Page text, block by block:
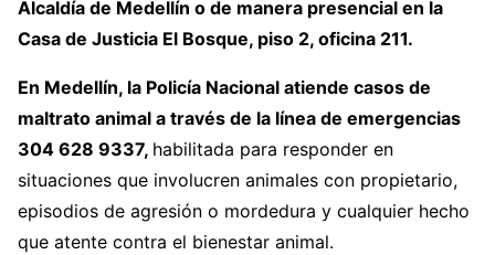
Alcaldía de Medellín o de manera presencial en la
Casa de Justicia El Bosque, piso 2, oficina 211.
En Medellín, la Policía Nacional atiende casos de
maltrato animal a través de la línea de emergencias
304 628 9337, habilitada para responder en
situaciones que involucren animales con propietario,
episodios de agresión o mordedura y cualquier hecho
que atente contra el bienestar animal.